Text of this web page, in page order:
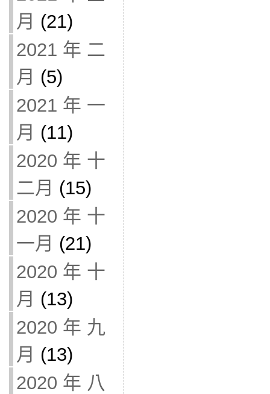
月 (21)
2021 年 二
月 (5)
2021 年 一
月 (11)
2020 年 十
二月 (15)
2020 年 十
一月 (21)
2020 年 十
月 (13)
2020 年 九
月 (13)
2020 年 八